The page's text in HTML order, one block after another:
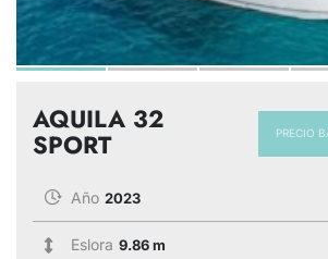
PRECIO
AQUILA 32
SPORT
Año 2023
Eslora 9.86 m